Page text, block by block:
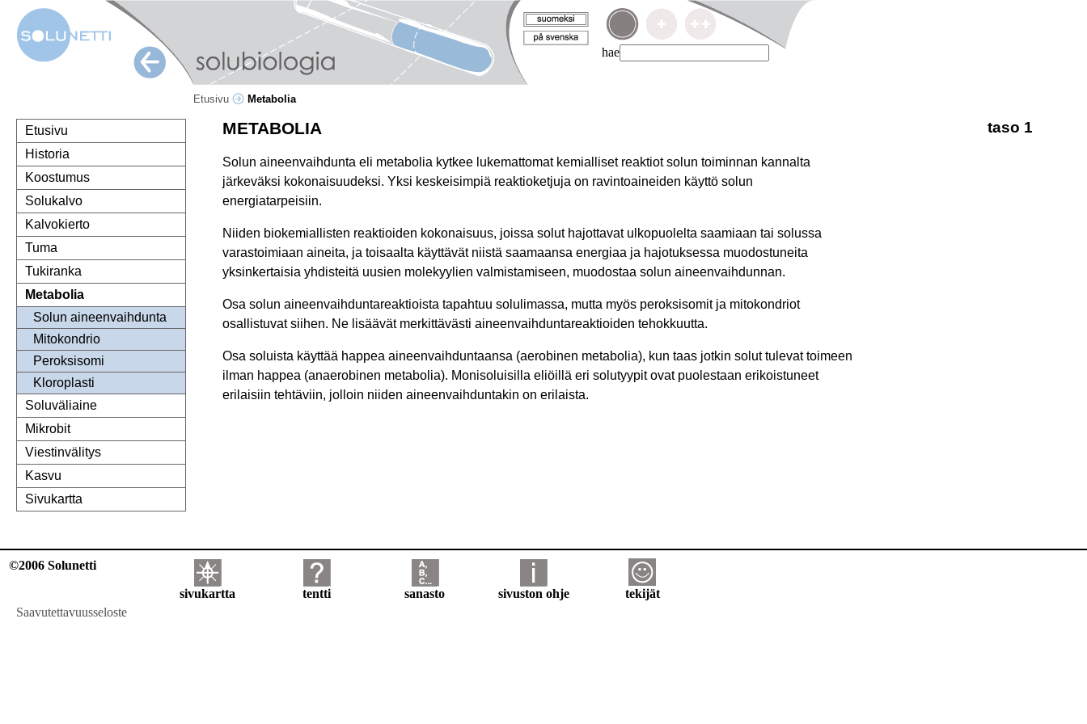
hae
Etusivu Metabolia
Etusivu
Historia
Koostumus
Solukalvo
Kalvokierto
Tuma
Tukiranka
Metabolia
Solun aineenvaihdunta
Mitokondrio
Peroksisomi
Kloroplasti
Soluväliaine
Mikrobit
Viestinvälitys
Kasvu
Sivukartta
taso 1
METABOLIA
Solun aineenvaihdunta eli metabolia kytkee lukemattomat kemialliset reaktiot solun toiminnan kannalta
järkeväksi kokonaisuudeksi. Yksi keskeisimpiä reaktioketjuja on ravintoaineiden käyttö solun
energiatarpeisiin.
Niiden biokemiallisten reaktioiden kokonaisuus, joissa solut hajottavat ulkopuolelta saamiaan tai solussa
varastoimiaan aineita, ja toisaalta käyttävät niistä saamaansa energiaa ja hajotuksessa muodostuneita
yksinkertaisia yhdisteitä uusien molekyylien valmistamiseen, muodostaa solun aineenvaihdunnan.
Osa solun aineenvaihduntareaktioista tapahtuu solulimassa, mutta myös peroksisomit ja mitokondriot
osallistuvat siihen. Ne lisäävät merkittävästi aineenvaihduntareaktioiden tehokkuutta.
Osa soluista käyttää happea aineenvaihduntaansa (aerobinen metabolia), kun taas jotkin solut tulevat toimeen
ilman happea (anaerobinen metabolia). Monisoluisilla eliöillä eri solutyypit ovat puolestaan erikoistuneet
erilaisiin tehtäviin, jolloin niiden aineenvaihduntakin on erilaista.
©2006 Solunetti
sivukartta tentti sanasto sivuston ohje
tekijät
Saavutettavuusseloste